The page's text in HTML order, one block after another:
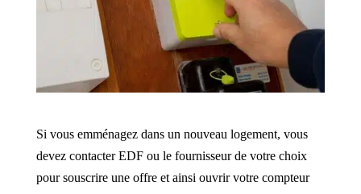
Si vous emménagez dans un nouveau logement, vous
devez contacter EDF ou le fournisseur de votre choix
pour souscrire une offre et ainsi ouvrir votre compteur